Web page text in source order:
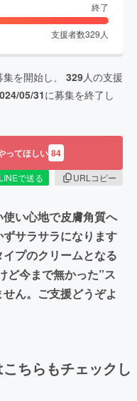
終了
支援者数329 人
集を開始し、 329人の支援
05/31に募集を終了し
ってほしい 84
LINEで送る
URLコピー
い心地で皮膚角質へ
サラサラになります
プのクリームとなる
ど今まで無かった”ス
ん。ご支援どうぞよ
ちらもチェックし